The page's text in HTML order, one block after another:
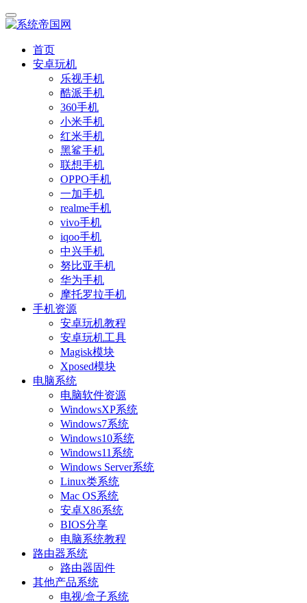
首页
安卓玩机
乐视手机
酷派手机
360手机
小米手机
红米手机
黑鲨手机
联想手机
OPPO手机
一加手机
realme手机
vivo手机
iqoo手机
中兴手机
努比亚手机
华为手机
摩托罗拉手机
手机资源
安卓玩机教程
安卓玩机工具
Magisk模块
Xposed模块
电脑系统
电脑软件资源
WindowsXP系统
Windows7系统
Windows10系统
Windows11系统
Windows Server系统
Linux类系统
Mac OS系统
安卓X86系统
BIOS分享
电脑系统教程
路由器系统
路由器固件
其他产品系统
电视/盒子系统